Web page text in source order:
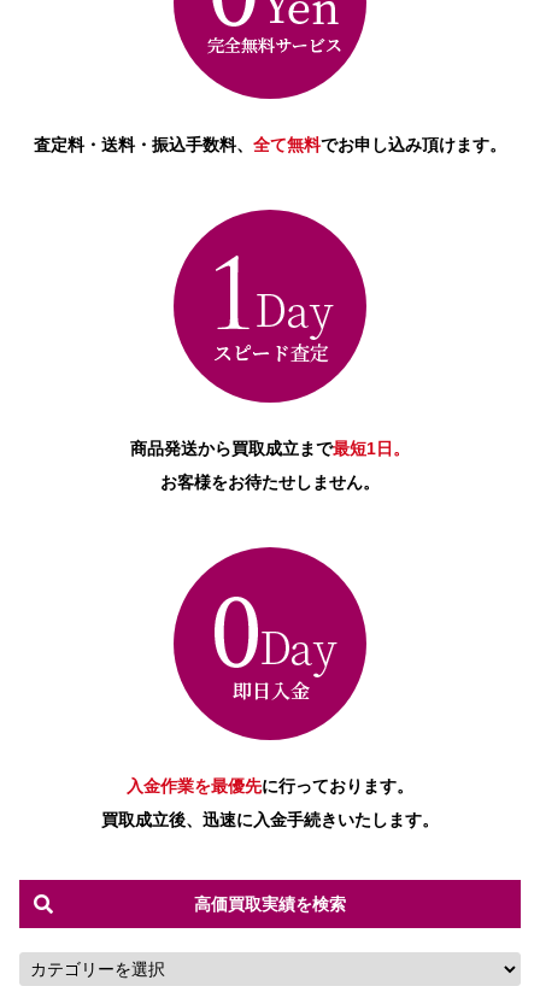
査定料・送料・振込手数料、 全て無料でお申し込み頂けます。
商品発送から買取成立まで最短1日。
お客様をお待たせしません。
入金作業を最優先に行っております。
買取成立後、迅速に入金手続きいたします。
高価買取実績を検索